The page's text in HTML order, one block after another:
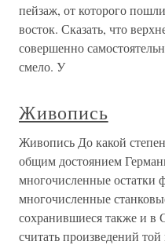
пейзаж, от которого
восток. Сказать, что
совершенно
смело. У
Живопись
Живопись До какой
общим достоянием
многочисленные остатки
многочисленные
сохранившиеся также и в
считать произведений